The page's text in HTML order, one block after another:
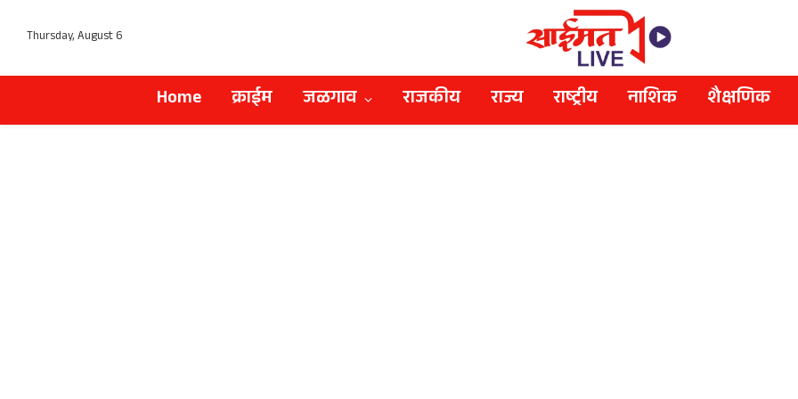
Thursday, August 6
Home क्राईम जळगाव राजकीय राज्य राष्ट्रीय नाशिक शैक्षणिक